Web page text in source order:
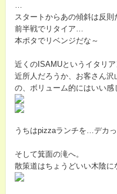
…
スタートからあの傾斜は反
前半戦でリタイア…
本ポタでリベンジだな～
近くのISAMUというイタリア
近所人だろうか、お客さん
の、ボリューム的にはいい感
うちはpizzaランチを…デカ
そして箕面の滝へ。
散策道はちょうどいい木陰に